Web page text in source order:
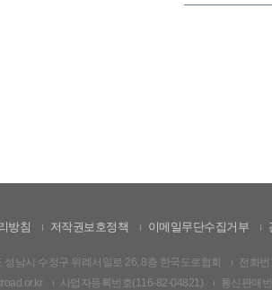
방침 저작권보호정책 이메일무단수집거부
성남시 수정구 위례서일로 26, 8층 한국도로협회
전화
사업자등록번호(116-82-04821) 통신판매